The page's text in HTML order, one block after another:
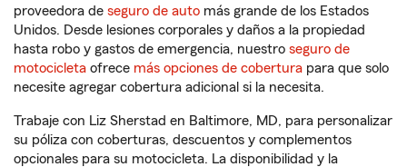
proveedora de seguro de auto más grande de los Estados
Unidos. Desde lesiones corporales y daños a la propiedad
hasta robo y gastos de emergencia, nuestro seguro de
motocicleta ofrece más opciones de cobertura para que solo
necesite agregar cobertura adicional si la necesita.
Trabaje con Liz Sherstad en Baltimore, MD, para personalizar
su póliza con coberturas, descuentos y complementos
opcionales para su motocicleta. La disponibilidad y la